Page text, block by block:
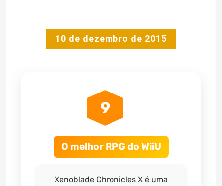
10 de dezembro de 2015
9
O melhor RPG do WiiU
Xenoblade Chronicles X é uma